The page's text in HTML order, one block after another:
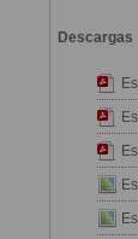
Descargas